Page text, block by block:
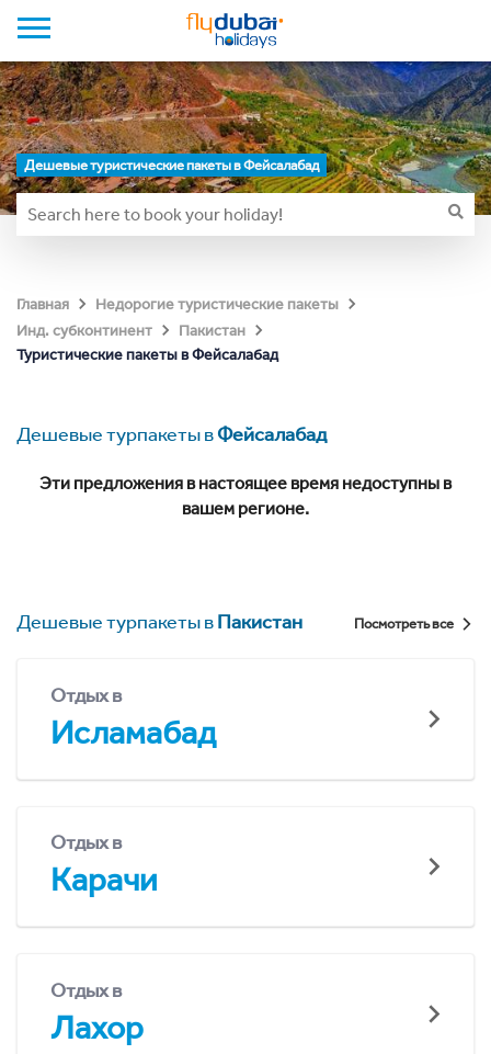
Дешевые туристические пакеты в Фейсалабад
Главная
Недорогие туристические пакеты
Инд. субконтинент
Пакистан
Туристические пакеты в Фейсалабад
Дешевые турпакеты вФейсалабад
Эти предложения в настоящее время недоступны в
вашем регионе.
Дешевые турпакеты вПакистан Посмотреть все
Отдых в
Исламабад
Отдых в
Карачи
Отдых в
Лахор